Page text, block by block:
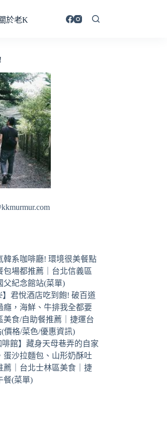
於老K
韓系咖啡廳! 環境很美餐點
包場都推薦｜台北信義區
父紀念館站(菜單)
】君悅酒店吃到飽! 破百道
癮，海鮮、牛排我全都要
美食/自助餐推薦｜捷運台
(價格/菜色/優惠資訊)
啡館】藏身天母巷弄的自家
蛋沙拉麵包、山形奶酥吐
薦｜台北士林區美食｜捷
餐(菜單)